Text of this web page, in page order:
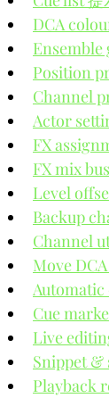
DCA
Ensemble
Position
Channel
Actor
FX
FX mix
Level
Backup
Channel
Move
Cue
Live
Snippet &
Playback